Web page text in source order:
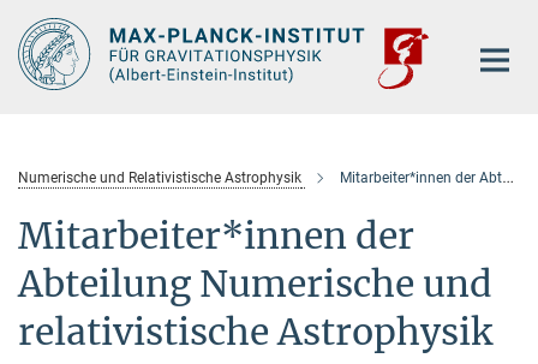
Hauptinhalt
Numerische und Relativistische Astrophysik Mitarbeiter*innen der Abteilung
Mitarbeiter*innen der
Abteilung Numerische und
relativistische Astrophysik